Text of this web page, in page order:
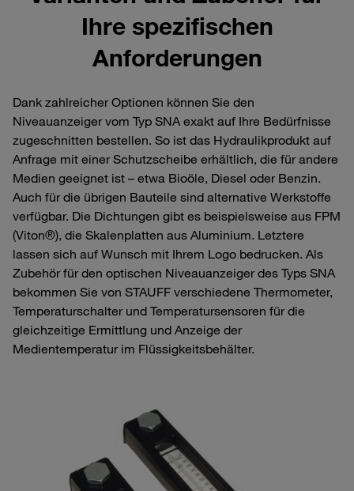
Ihre spezifischen
Anforderungen
Dank zahlreicher Optionen können Sie den
Niveauanzeiger vom Typ SNA exakt auf Ihre Bedürfnisse
zugeschnitten bestellen. So ist das Hydraulikprodukt auf
Anfrage mit einer Schutzscheibe erhältlich, die für andere
Medien geeignet ist – etwa Bioöle, Diesel oder Benzin.
Auch für die übrigen Bauteile sind alternative Werkstoffe
verfügbar. Die Dichtungen gibt es beispielsweise aus FPM
(Viton®), die Skalenplatten aus Aluminium. Letztere
lassen sich auf Wunsch mit Ihrem Logo bedrucken. Als
Zubehör für den optischen Niveauanzeiger des Typs SNA
bekommen Sie von STAUFF verschiedene Thermometer,
Temperaturschalter und Temperatursensoren für die
gleichzeitige Ermittlung und Anzeige der
Medientemperatur im Flüssigkeitsbehälter.